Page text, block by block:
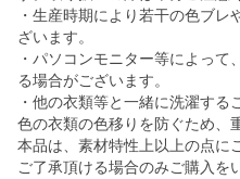
・生産時期により若干の色ブ
ざいます。
・パソコンモニター等によっ
る場合がございます。
・他の衣類等と一緒に洗濯す
色の衣類の色移りを防ぐため、
本品は、素材特性上以上の点に
ご了承頂ける場合のみご購入を